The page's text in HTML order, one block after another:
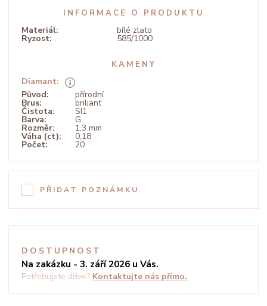
INFORMACE O PRODUKTU
Materiál: bílé zlato
Ryzost: 585/1000
KAMENY
Diamant:
Původ:
přírodní
Brus: briliant
Čistota: SI1
Barva: G
Rozměr: 1,3 mm
Váha (ct): 0,18
Počet: 20
PŘIDAT POZNÁMKU
DOSTUPNOST
Na zakázku - 3. září 2026 u Vás.
Potřebujete dříve? Kontaktujte nás přímo.